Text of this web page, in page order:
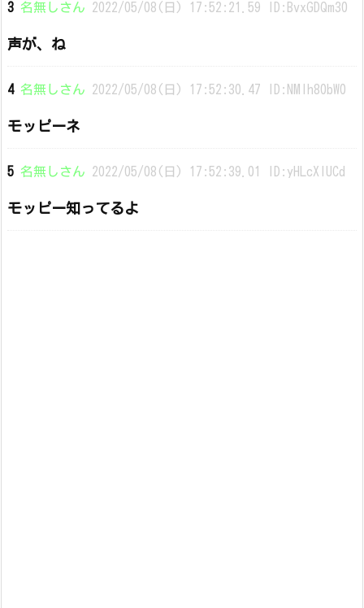
3 名無しさん 2022/05/08(日) 17:52:21.59 ID:BvxGDQm30
声が、ね
4 名無しさん 2022/05/08(日) 17:52:30.47 ID:NMIh80bW0
モッピーネ
5 名無しさん 2022/05/08(日) 17:52:39.01 ID:yHLcXIUCd
モッピー知ってるよ